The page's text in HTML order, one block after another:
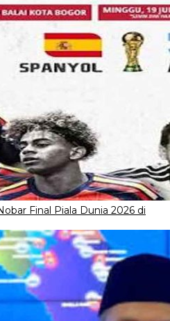
Final Piala Dunia 2026 di